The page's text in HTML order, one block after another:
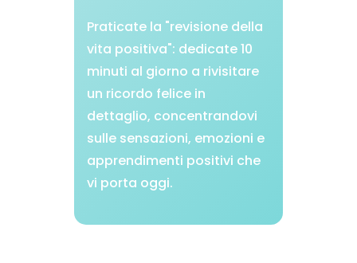
Praticate la "revisione della
vita positiva": dedicate 10
minuti al giorno a rivisitare
un ricordo felice in
dettaglio, concentrandovi
sulle sensazioni, emozioni e
apprendimenti positivi che
vi porta oggi.